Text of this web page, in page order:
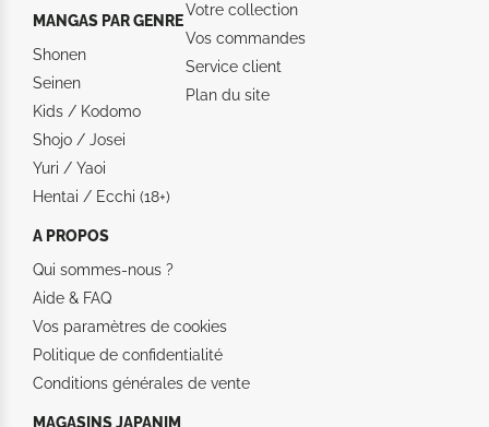
MANGAS PAR GENRE
Shonen
Seinen
Kids / Kodomo
Shojo / Josei
Yuri / Yaoi
Hentai / Ecchi (18+)
Votre collection
Vos commandes
Service client
Plan du site
A PROPOS
Qui sommes-nous ?
Aide & FAQ
Vos paramètres de cookies
Politique de confidentialité
Conditions générales de vente
MAGASINS JAPANIM